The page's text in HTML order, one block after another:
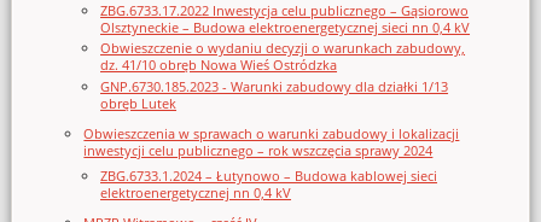
ZBG.6733.17.2022 Inwestycja celu publicznego – Gąsiorowo
Olsztyneckie – Budowa elektroenergetycznej sieci nn 0,4 kV
Obwieszczenie o wydaniu decyzji o warunkach zabudowy,
dz. 41/10 obręb Nowa Wieś Ostródzka
GNP.6730.185.2023 - Warunki zabudowy dla działki 1/13
obręb Lutek
Obwieszczenia w sprawach o warunki zabudowy i lokalizacji
inwestycji celu publicznego – rok wszczęcia sprawy 2024
ZBG.6733.1.2024 – Łutynowo – Budowa kablowej sieci
elektroenergetycznej nn 0,4 kV